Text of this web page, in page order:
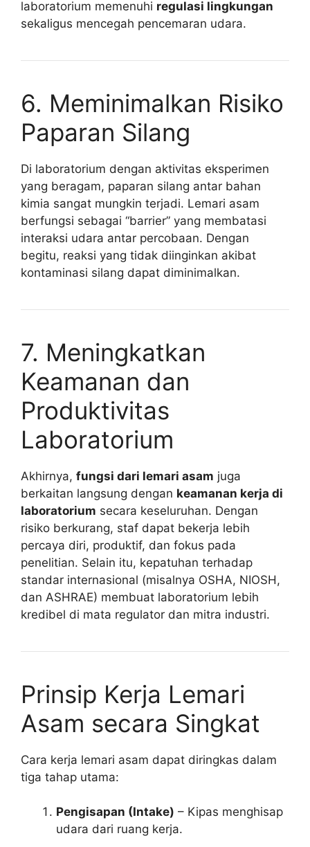
laboratorium memenuhi regulasi lingkungan
sekaligus mencegah pencemaran udara.
6. Meminimalkan Risiko
Paparan Silang
Di laboratorium dengan aktivitas eksperimen
yang beragam, paparan silang antar bahan
kimia sangat mungkin terjadi. Lemari asam
berfungsi sebagai “barrier” yang membatasi
interaksi udara antar percobaan. Dengan
begitu, reaksi yang tidak diinginkan akibat
kontaminasi silang dapat diminimalkan.
7. Meningkatkan
Keamanan dan
Produktivitas
Laboratorium
Akhirnya, fungsi dari lemari asam juga
berkaitan langsung dengan keamanan kerja di
laboratorium secara keseluruhan. Dengan
risiko berkurang, staf dapat bekerja lebih
percaya diri, produktif, dan fokus pada
penelitian. Selain itu, kepatuhan terhadap
standar internasional (misalnya OSHA, NIOSH,
dan ASHRAE) membuat laboratorium lebih
kredibel di mata regulator dan mitra industri.
Prinsip Kerja Lemari
Asam secara Singkat
Cara kerja lemari asam dapat diringkas dalam
tiga tahap utama:
Pengisapan (Intake) – Kipas menghisap
udara dari ruang kerja.